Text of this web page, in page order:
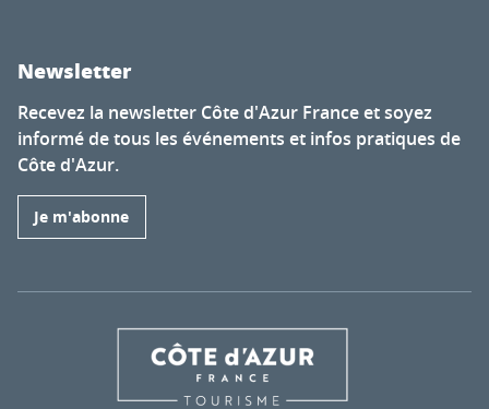
Newsletter
Recevez la newsletter Côte d'Azur France et soyez
informé de tous les événements et infos pratiques de
Côte d'Azur.
Je m'abonne